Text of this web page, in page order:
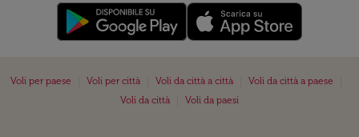
Voli per paese Voli per città Voli da città a città Voli da città a paese
Voli da città
Voli da paesi